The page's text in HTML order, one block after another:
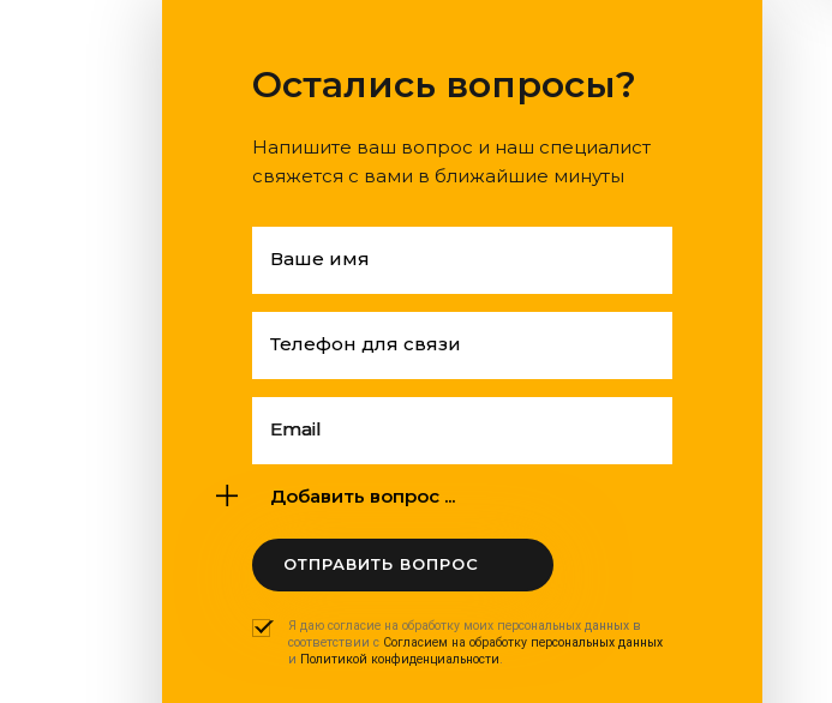
Остались вопросы?
Напишите ваш вопрос и наш специалист
свяжется с вами в ближайшие минуты
Ваше имя
Телефон для связи
Email
Добавить вопрос ...
ОТПРАВИТЬ ВОПРОС
Я даю согласие на обработку моих персональных данных в
соответствии с Согласием на обработку персональных данных
и Политикой конфиденциальности.